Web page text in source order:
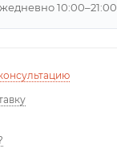
10:00–21:00